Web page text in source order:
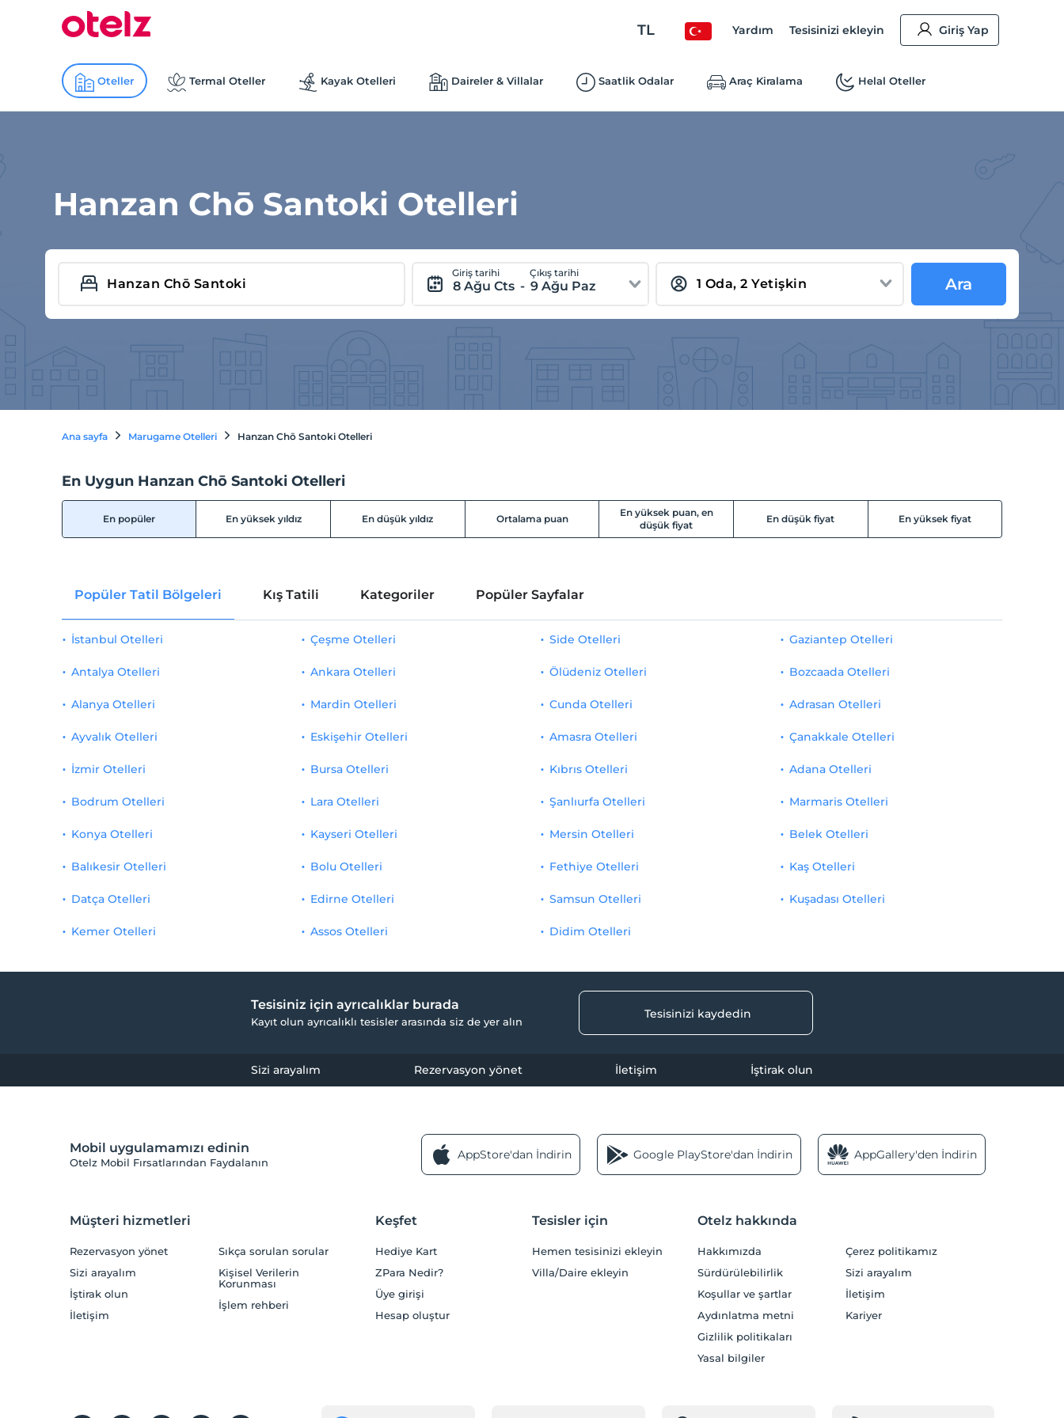
TL Yardım Tesisinizi ekleyin Giriş Yap
Oteller Termal Oteller Kayak Otelleri Daireler & Villalar Saatlik Odalar Araç Kiralama Helal Oteller
Hanzan Chō Santoki Otelleri
Giriş tarihi
8 Ağu Cts -
Çıkış tarihi
9 Ağu Paz Ara
Ana sayfa Marugame Otelleri Hanzan Chō Santoki Otelleri
En Uygun Hanzan Chō Santoki Otelleri
En popüler En yüksek yıldız En düşük yıldız Ortalama puan
En yüksek puan, en
düşük fiyat
En düşük fiyat En yüksek fiyat
Popüler Tatil Bölgeleri Kış Tatili Kategoriler Popüler Sayfalar
İstanbul Otelleri
Antalya Otelleri
Alanya Otelleri
Ayvalık Otelleri
İzmir Otelleri
Çeşme Otelleri
Ankara Otelleri
Mardin Otelleri
Eskişehir Otelleri
Bursa Otelleri
Side Otelleri
Ölüdeniz Otelleri
Cunda Otelleri
Amasra Otelleri
Kıbrıs Otelleri
Gaziantep Otelleri
Bozcaada Otelleri
Adrasan Otelleri
Çanakkale Otelleri
Adana Otelleri
Bodrum Otelleri
Konya Otelleri
Balıkesir Otelleri
Datça Otelleri
Kemer Otelleri
Lara Otelleri
Kayseri Otelleri
Bolu Otelleri
Edirne Otelleri
Assos Otelleri
Şanlıurfa Otelleri
Mersin Otelleri
Fethiye Otelleri
Samsun Otelleri
Didim Otelleri
Marmaris Otelleri
Belek Otelleri
Kaş Otelleri
Kuşadası Otelleri
Tesisiniz için ayrıcalıklar burada
Kayıt olun ayrıcalıklı tesisler arasında siz de yer alın
Tesisinizi kaydedin
Sizi arayalım Rezervasyon yönet İletişim İştirak olun
Mobil uygulamamızı edinin
Otelz Mobil Fırsatlarından Faydalanın
AppStore'dan İndirin Google PlayStore'dan İndirin AppGallery'den İndirin
Müşteri hizmetleri
Rezervasyon yönet
Sizi arayalım
İştirak olun
İletişim
Sıkça sorulan sorular
Kişisel Verilerin
Korunması
İşlem rehberi
Keşfet
Hediye Kart
ZPara Nedir?
Üye girişi
Hesap oluştur
Tesisler için
Hemen tesisinizi ekleyin
Villa/Daire ekleyin
Otelz hakkında
Hakkımızda
Sürdürülebilirlik
Koşullar ve şartlar
Aydınlatma metni
Gizlilik politikaları
Yasal bilgiler
Çerez politikamız
Sizi arayalım
İletişim
Kariyer